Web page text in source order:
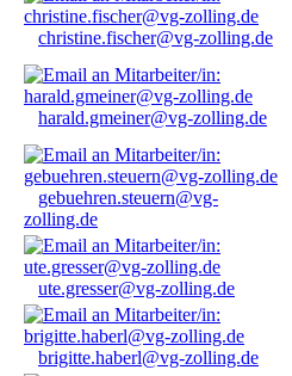
christine.fischer@vg-zolling.de
harald.gmeiner@vg-zolling.de
gebuehren.steuern@vg-
zolling.de
ute.gresser@vg-zolling.de
brigitte.haberl@vg-zolling.de